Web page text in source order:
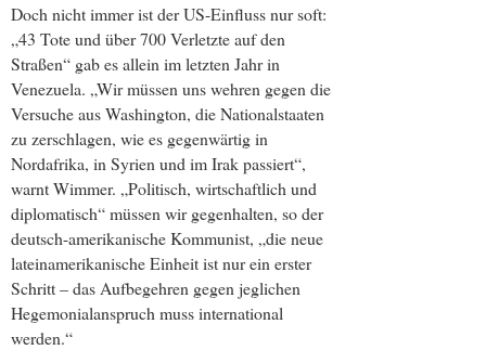
Doch nicht immer ist der US-Einfluss nur soft:
„43 Tote und über 700 Verletzte auf den
Straßen“ gab es allein im letzten Jahr in
Venezuela. „Wir müssen uns wehren gegen die
Versuche aus Washington, die Nationalstaaten
zu zerschlagen, wie es gegenwärtig in
Nordafrika, in Syrien und im Irak passiert“,
warnt Wimmer. „Politisch, wirtschaftlich und
diplomatisch“ müssen wir gegenhalten, so der
deutsch-amerikanische Kommunist, „die neue
lateinamerikanische Einheit ist nur ein erster
Schritt – das Aufbegehren gegen jeglichen
Hegemonialanspruch muss international
werden.“